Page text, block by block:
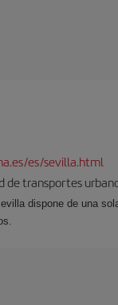
es/sevilla.html
de transportes
dispone de una